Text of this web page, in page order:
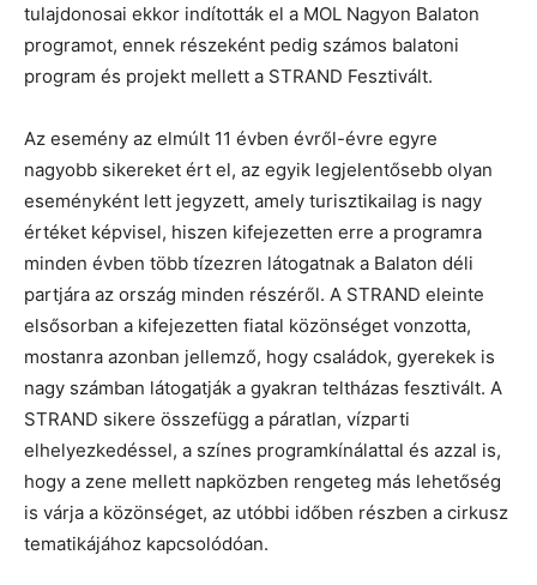
tulajdonosai ekkor indították el a MOL Nagyon Balaton
programot, ennek részeként pedig számos balatoni
program és projekt mellett a STRAND Fesztivált.
Az esemény az elmúlt 11 évben évről-évre egyre
nagyobb sikereket ért el, az egyik legjelentősebb olyan
eseményként lett jegyzett, amely turisztikailag is nagy
értéket képvisel, hiszen kifejezetten erre a programra
minden évben több tízezren látogatnak a Balaton déli
partjára az ország minden részéről. A STRAND eleinte
elsősorban a kifejezetten fiatal közönséget vonzotta,
mostanra azonban jellemző, hogy családok, gyerekek is
nagy számban látogatják a gyakran teltházas fesztivált. A
STRAND sikere összefügg a páratlan, vízparti
elhelyezkedéssel, a színes programkínálattal és azzal is,
hogy a zene mellett napközben rengeteg más lehetőség
is várja a közönséget, az utóbbi időben részben a cirkusz
tematikájához kapcsolódóan.